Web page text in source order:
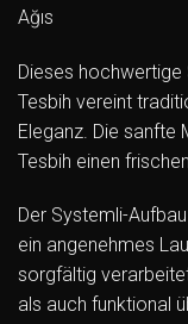
Ağıs
Dieses hochwertige
Tesbih vereint
Eleganz. Die sanfte
Tesbih einen
Der Systemli-
ein angenehmes
sorgfältig
als auch funktional